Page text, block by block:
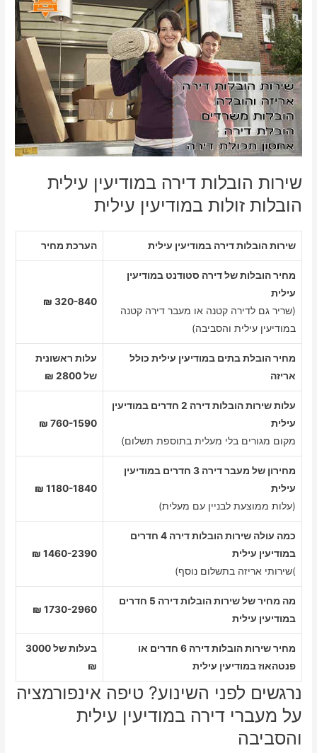
שירות הובלות דירה במודיעין עילית
הובלות זולות במודיעין עילית
שירות הובלות דירה במודיעין עילית הערכת מחיר
מחיר הובלות של דירה סטודנט במודיעין
עילית
(שריר גם לדירה קטנה או מעבר דירה קטנה
במודיעין עילית והסביבה)
320-840 ₪
מחיר הובלת בתים במודיעין עילית כולל
אריזה
עלות ראשונית
של 2800 ₪
עלות שירות הובלות דירה 2 חדרים במודיעין
עילית
מקום מגורים בלי מעלית בתוספת תשלום)
760-1590 ₪
מחירון של מעבר דירה 3 חדרים במודיעין
עילית
(עלות ממוצעת לבניין עם מעלית)
1180-1840 ₪
כמה עולה שירות הובלות דירה 4 חדרים
במודיעין עילית
)שירותי אריזה בתשלום נוסף)
1460-2390 ₪
מה מחיר של שירות הובלות דירה 5 חדרים
במודיעין עילית
1730-2960 ₪
מחיר שירות הובלות דירה 6 חדרים או
פנטהאוז במודיעין עילית
בעלות של 3000
₪
נרגשים לפני השינוע? טיפה אינפורמציה
על מעברי דירה במודיעין עילית
והסביבה